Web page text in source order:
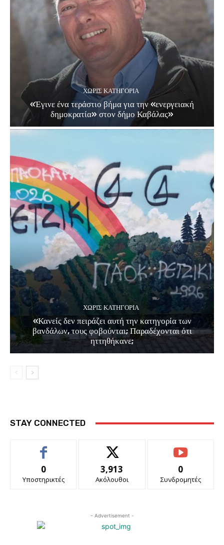
ΧΩΡΊΣ ΚΑΤΗΓΟΡΊΑ
«Έγινε ένα τεράστιο βήμα για την «ενεργειακή
δημοκρατία» στον δήμο Καβάλας»
ΧΩΡΊΣ ΚΑΤΗΓΟΡΊΑ
«Κανείς δεν πειράζει αυτή την κατηγορία των
βανδάλων, τους φοβούνται; Παραδέχονται ότι
ηττηθήκανε;
STAY CONNECTED
0
Υποστηρικτές
3,913
Ακόλουθοι
0
Συνδρομητές
- Advertisement -